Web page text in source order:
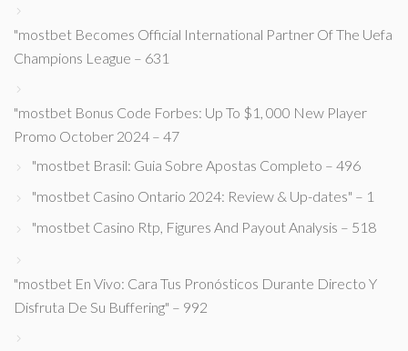
"mostbet Becomes Official International Partner Of The Uefa
Champions League – 631
"mostbet Bonus Code Forbes: Up To $1, 000 New Player
Promo October 2024 – 47
"mostbet Brasil: Guia Sobre Apostas Completo – 496
"mostbet Casino Ontario 2024: Review & Up-dates" – 1
"mostbet Casino Rtp, Figures And Payout Analysis – 518
"mostbet En Vivo: Cara Tus Pronósticos Durante Directo Y
Disfruta De Su Buffering" – 992